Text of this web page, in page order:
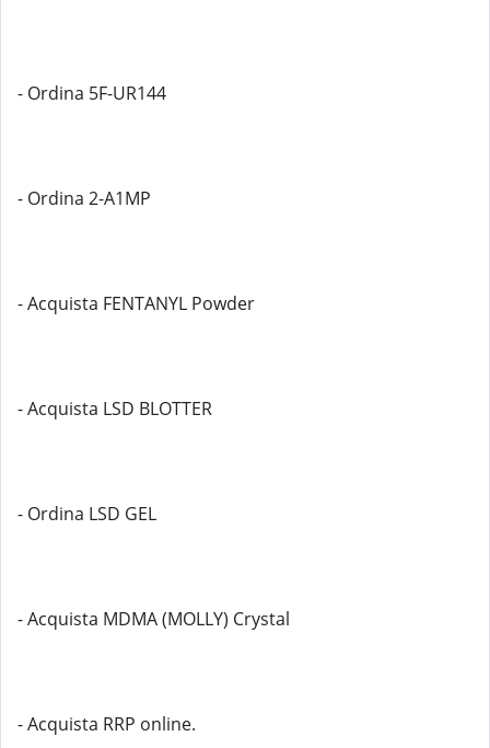
- Ordina 5F-UR144
- Ordina 2-A1MP
- Acquista FENTANYL Powder
- Acquista LSD BLOTTER
- Ordina LSD GEL
- Acquista MDMA (MOLLY) Crystal
- Acquista RRP online.